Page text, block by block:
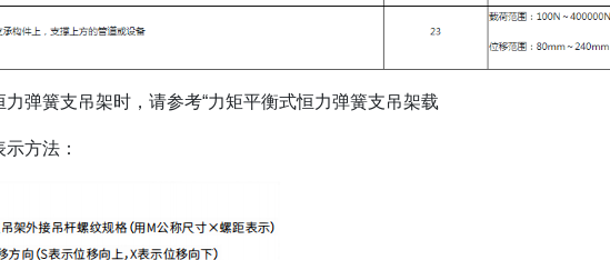
弹簧支吊架时，请参考“力矩平衡式恒力弹簧支吊架载
方法：